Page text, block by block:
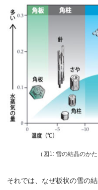
（ 図1: 雪の結晶のか
それでは、なぜ板状の雪の